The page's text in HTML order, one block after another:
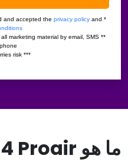
ما هو Bitcoin 24 Proair؟